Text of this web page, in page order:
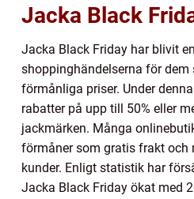
Jacka Black
Jacka Black Friday har blivit
shoppinghändelserna för
förmånliga priser. Under
rabatter på upp till 50% eller
jackmärken. Många
förmåner som gratis frakt och
kunder. Enligt statistik har
Jacka Black Friday ökat med